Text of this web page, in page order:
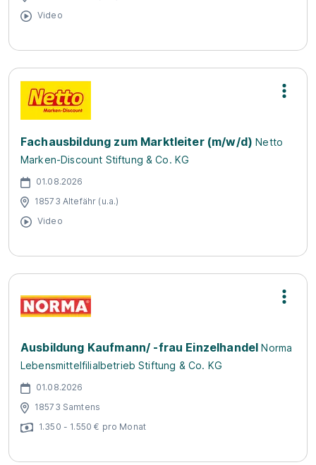
Video
Fachausbildung zum Marktleiter (m/w/d) Netto
Marken-Discount Stiftung & Co. KG
01.08.2026
18573 Altefähr (u.a.)
Video
Ausbildung Kaufmann/ -frau Einzelhandel Norma
Lebensmittelfilialbetrieb Stiftung & Co. KG
01.08.2026
18573 Samtens
1.350 - 1.550 € pro Monat